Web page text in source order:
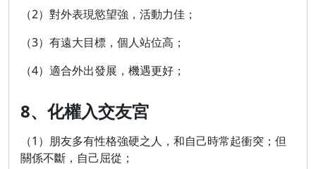
（2）對外表現慾望強，活動力佳；
（3）有遠大目標，個人站位高；
（4）適合外出發展，機遇更好；
8、化權入交友宮
（1）朋友多有性格強硬之人，和自己時常起衝突；但
關係不斷，自己屈從；